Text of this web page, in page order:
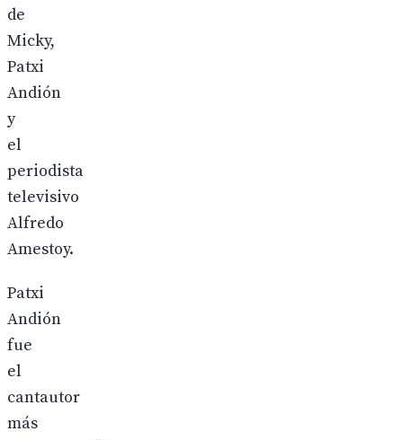
de
Micky,
Patxi
Andión
y
el
periodista
televisivo
Alfredo
Amestoy.
Patxi
Andión
fue
el
cantautor
más